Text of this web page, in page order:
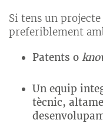
Si tens un
preferiblement
Patents o
Un equip
tècnic,